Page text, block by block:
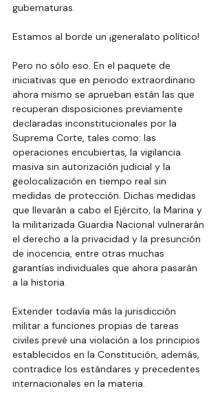
gubernaturas.
Estamos al borde un ¡generalato político!
Pero no sólo eso. En el paquete de
iniciativas que en periodo extraordinario
ahora mismo se aprueban están las que
recuperan disposiciones previamente
declaradas inconstitucionales por la
Suprema Corte, tales como: las
operaciones encubiertas, la vigilancia
masiva sin autorización judicial y la
geolocalización en tiempo real sin
medidas de protección. Dichas medidas
que llevarán a cabo el Ejército, la Marina y
la militarizada Guardia Nacional vulnerarán
el derecho a la privacidad y la presunción
de inocencia, entre otras muchas
garantías individuales que ahora pasarán
a la historia.
Extender todavía más la jurisdicción
militar a funciones propias de tareas
civiles prevé una violación a los principios
establecidos en la Constitución, además,
contradice los estándares y precedentes
internacionales en la materia.